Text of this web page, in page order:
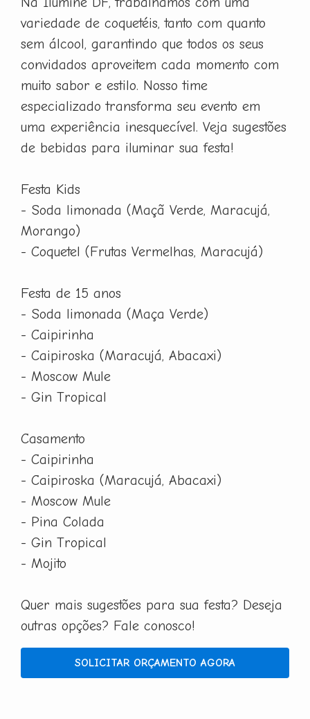
variedade de coquetéis, tanto com quanto
sem álcool, garantindo que todos os seus
convidados aproveitem cada momento com
muito sabor e estilo. Nosso time
especializado transforma seu evento em
uma experiência inesquecível. Veja sugestões
de bebidas para iluminar sua festa!
Festa Kids
- Soda limonada (Maçã Verde, Maracujá,
Morango)
- Coquetel (Frutas Vermelhas, Maracujá)
Festa de 15 anos
- Soda limonada (Maça Verde)
- Caipirinha
- Caipiroska (Maracujá, Abacaxi)
- Moscow Mule
- Gin Tropical
Casamento
- Caipirinha
- Caipiroska (Maracujá, Abacaxi)
- Moscow Mule
- Pina Colada
- Gin Tropical
- Mojito
Quer mais sugestões para sua festa? Deseja
outras opções? Fale conosco!
SOLICITAR ORÇAMENTO AGORA